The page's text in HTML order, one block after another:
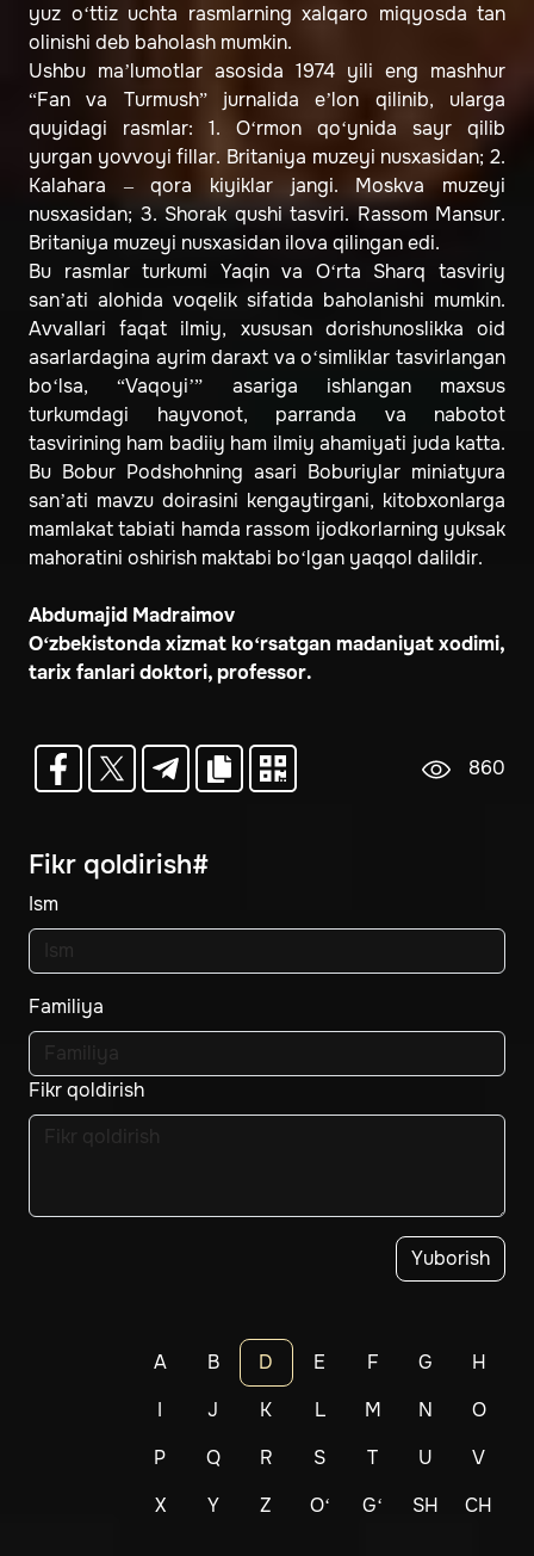
yuz o‘ttiz uchta rasmlarning xalqaro miqyosda tan
olinishi deb baholash mumkin.
Ushbu ma’lumotlar asosida 1974 yili eng mashhur
“Fan va Turmush” jurnalida e’lon qilinib, ularga
quyidagi rasmlar: 1. O‘rmon qo‘ynida sayr qilib
yurgan yovvoyi fillar. Britaniya muzeyi nusxasidan; 2.
Kalahara – qora kiyiklar jangi. Moskva muzeyi
nusxasidan; 3. Shorak qushi tasviri. Rassom Mansur.
Britaniya muzeyi nusxasidan ilova qilingan edi.
Bu rasmlar turkumi Yaqin va O‘rta Sharq tasviriy
san’ati alohida voqelik sifatida baholanishi mumkin.
Avvallari faqat ilmiy, xususan dorishunoslikka oid
asarlardagina ayrim daraxt va o‘simliklar tasvirlangan
bo‘lsa, “Vaqoyi’” asariga ishlangan maxsus
turkumdagi hayvonot, parranda va nabotot
tasvirining ham badiiy ham ilmiy ahamiyati juda katta.
Bu Bobur Podshohning asari Boburiylar miniatyura
san’ati mavzu doirasini kengaytirgani, kitobxonlarga
mamlakat tabiati hamda rassom ijodkorlarning yuksak
mahoratini oshirish maktabi bo‘lgan yaqqol dalildir.
Abdumajid Madraimov
O‘zbekistonda xizmat ko‘rsatgan madaniyat xodimi,
tarix fanlari doktori, professor.
860
Fikr qoldirish#
Ism
Familiya
Fikr qoldirish
Yuborish
A B D E F G
H
I
J K L M N
O
P
Q R S T U
V
X
Y Z Oʻ Gʻ SH CH